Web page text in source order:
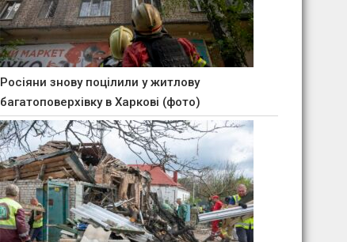
Росіяни знову поцілили у житлову
багатоповерхівку в Харкові (фото)